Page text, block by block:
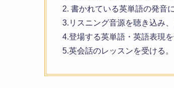
2. 書かれている英単語の発音
3.リスニング音源を聴き込み
4.登場する英単語・英語表現
5.英会話のレッスンを受ける。